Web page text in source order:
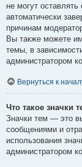
не могут
автоматически
причинам
Вы также можете
темы, в
администратором
Вернуться к
Что такое значки
Значки тем — это
сообщениями и
использования
администратором